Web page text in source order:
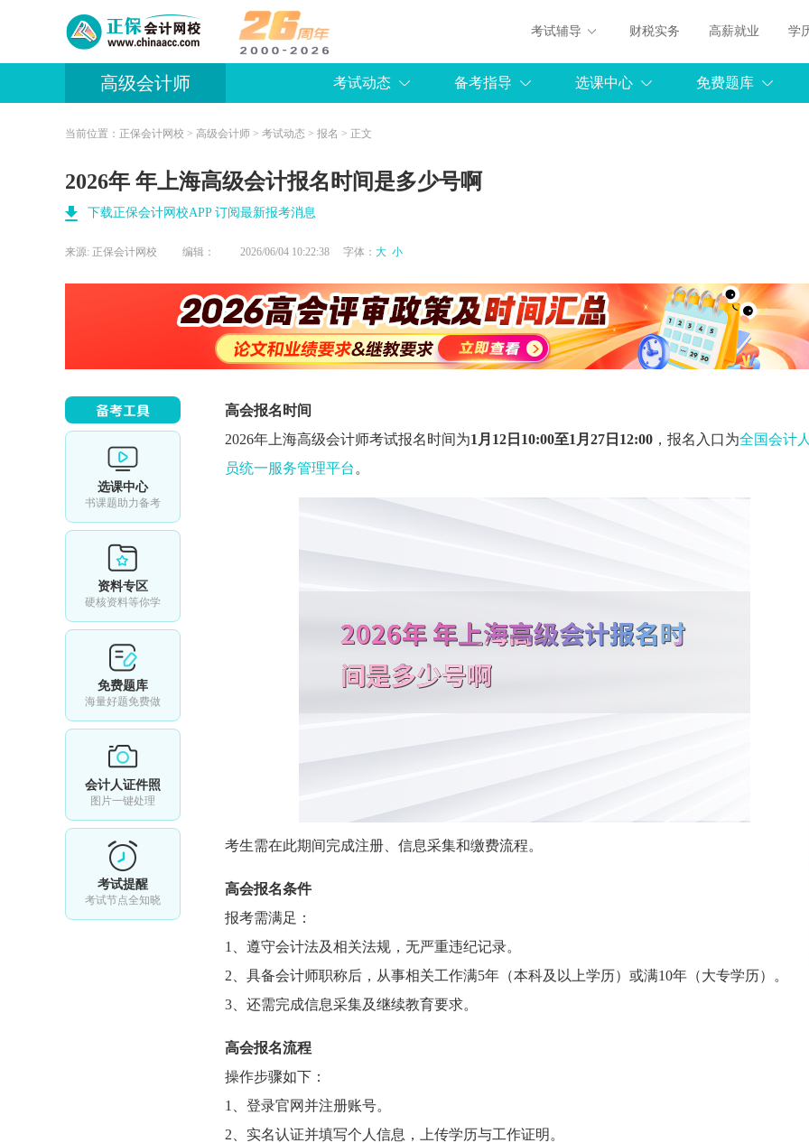
考试辅导 财税实务 高薪就业 学
高级会计师 考试动态 备考指导 选课中心 免费题库
当前位置： 正保会计网校 > 高级会计师 > 考试动态 > 报名 > 正文
2026年 年上海高级会计报名时间是多少号啊
下载正保会计网校APP 订阅最新报考消息
来源: 正保会计网校 编辑： 2026/06/04 10:22:38 字体： 大 小
选课中心
书课题助力备考
资料专区
硬核资料等你学
免费题库
海量好题免费做
会计人证件照
图片一键处理
考试提醒
考试节点全知晓
高会报名时间
2026年上海高级会计师考试报名时间为1月12日10:00至1月27日12:00 ，报名入口为全国会计人
员统一服务管理平台 。
考生需在此期间完成注册、信息采集和缴费流程。
高会报名条件
报考需满足：
1、遵守会计法及相关法规，无严重违纪记录。
2、具备会计师职称后，从事相关工作满5年（本科及以上学历）或满10年（大专学历）。
3、还需完成信息采集及继续教育要求。
高会报名流程
操作步骤如下：
1、登录官网并注册账号。
2、实名认证并填写个人信息，上传学历与工作证明。